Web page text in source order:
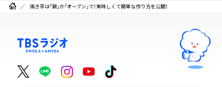
焼き芋は「鍋」か「オーブン」で！美味しくて簡単な作り方を公開！